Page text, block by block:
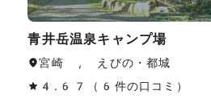
青井岳温泉キャンプ場
宮崎 , えびの・都城
4.67（6件の口コミ）